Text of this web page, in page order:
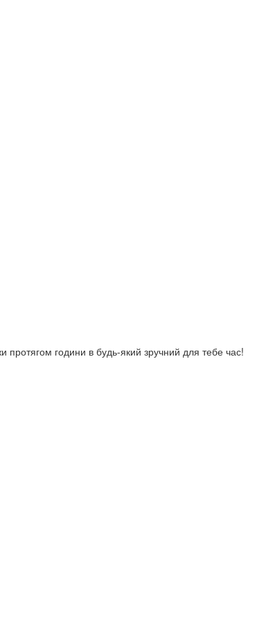
протягом години в будь-який зручний для тебе час!